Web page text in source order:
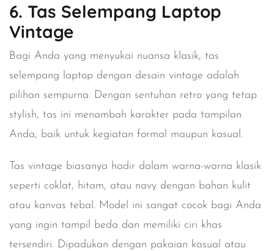
6. Tas Selempang Laptop
Vintage
Bagi Anda yang menyukai nuansa klasik, tas
selempang laptop dengan desain vintage adalah
pilihan sempurna. Dengan sentuhan retro yang tetap
stylish, tas ini menambah karakter pada tampilan
Anda, baik untuk kegiatan formal maupun kasual.
Tas vintage biasanya hadir dalam warna-warna klasik
seperti coklat, hitam, atau navy dengan bahan kulit
atau kanvas tebal. Model ini sangat cocok bagi Anda
yang ingin tampil beda dan memiliki ciri khas
tersendiri. Dipadukan dengan pakaian kasual atau